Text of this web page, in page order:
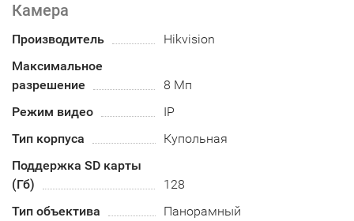
Камера
Производитель
Hikvision
Максимальное
разрешение
8 Мп
Режим видео
IP
Тип корпуса
Купольная
Поддержка SD карты
(Гб)
128
Тип объектива
Панорамный